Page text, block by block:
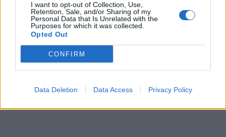
I want to opt-out of Collection, Use,
Retention, Sale, and/or Sharing of my
Personal Data that Is Unrelated with the
Purposes for which it was collected.
Opted Out
CONFIRM
Data Deletion Data Access Privacy Policy